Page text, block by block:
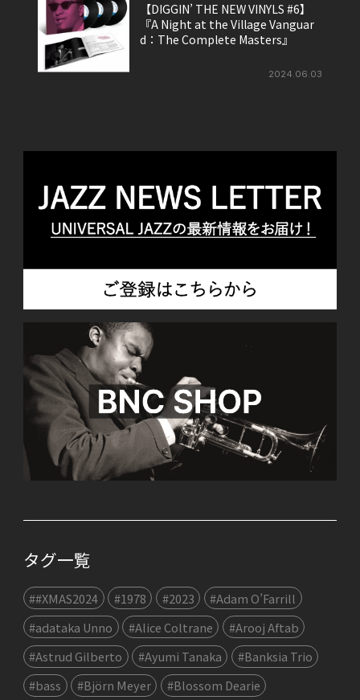
【DIGGIN’ THE NEW VINYLS #6】
『A Night at the Village Vanguar
d：The Complete Masters』
2024.06.03
タグ一覧
##XMAS2024 #1978 #2023
#Adam O’Farrill
#adataka Unno
#Alice Coltrane
#Arooj Aftab
#Astrud Gilberto
#Ayumi Tanaka
#Banksia Trio
#bass
#Björn Meyer
#Blossom Dearie